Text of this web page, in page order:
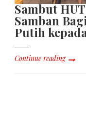
Sambut
Samban
Putih
Continue reading